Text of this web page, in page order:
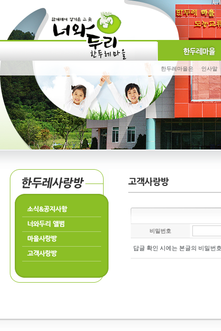
한두레마을은 인사말
소식&공지사항
너와두리 앨범
마을사랑방
고객사랑방
비밀번호
답글 확인 시에는 본글의 비밀번